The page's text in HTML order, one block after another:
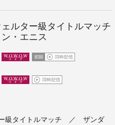
ルター級タイトルマッチ
・エニス
級タイトルマッチ ／ ザンダ